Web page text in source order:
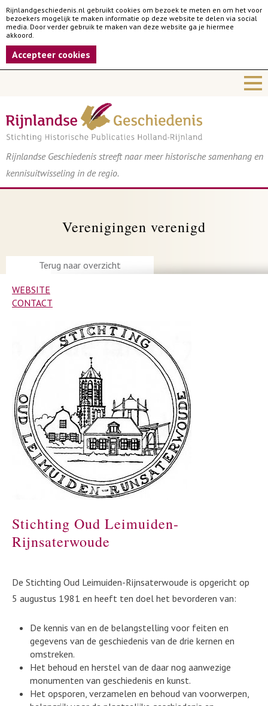
Rijnlandgeschiedenis.nl gebruikt cookies om bezoek te meten en om het voor
bezoekers mogelijk te maken informatie op deze website te delen via social
media. Door verder gebruik te maken van deze website ga je hiermee
akkoord.
Accepteer cookies
Rijnlandse Geschiedenis streeft naar meer historische samenhang en
kennisuitwisseling in de regio.
Verenigingen verenigd
Terug naar overzicht
WEBSITE
CONTACT
Stichting Oud Leimuiden-
Rijnsaterwoude
De Stichting Oud Leimuiden-Rijnsaterwoude is opgericht op
5 augustus 1981 en heeft ten doel het bevorderen van:
De kennis van en de belangstelling voor feiten en
gegevens van de geschiedenis van de drie kernen en
omstreken.
Het behoud en herstel van de daar nog aanwezige
monumenten van geschiedenis en kunst.
Het opsporen, verzamelen en behoud van voorwerpen,